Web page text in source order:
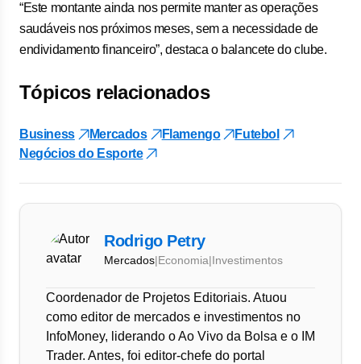
“Este montante ainda nos permite manter as operações
saudáveis nos próximos meses, sem a necessidade de
endividamento financeiro”, destaca o balancete do clube.
Tópicos relacionados
Business Mercados Flamengo
Futebol
Negócios do Esporte
Rodrigo Petry
Mercados|Economia|Investimentos
Coordenador de Projetos Editoriais. Atuou
como editor de mercados e investimentos no
InfoMoney, liderando o Ao Vivo da Bolsa e o IM
Trader. Antes, foi editor-chefe do portal